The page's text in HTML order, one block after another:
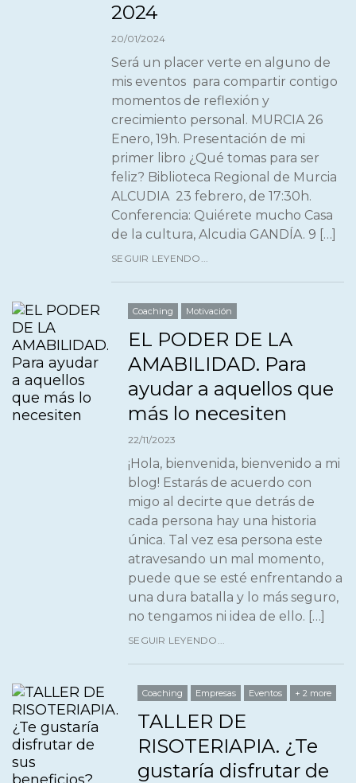
2024
20/01/2024
Será un placer verte en alguno de
mis eventos para compartir contigo
momentos de reflexión y
crecimiento personal. MURCIA 26
Enero, 19h. Presentación de mi
primer libro ¿Qué tomas para ser
feliz? Biblioteca Regional de Murcia
ALCUDIA 23 febrero, de 17:30h.
Conferencia: Quiérete mucho Casa
de la cultura, Alcudia GANDÍA. 9 […]
SEGUIR LEYENDO...
Coaching Motivación
EL PODER DE LA
AMABILIDAD. Para
ayudar a aquellos que
más lo necesiten
22/11/2023
¡Hola, bienvenida, bienvenido a mi
blog! Estarás de acuerdo con
migo al decirte que detrás de
cada persona hay una historia
única. Tal vez esa persona este
atravesando un mal momento,
puede que se esté enfrentando a
una dura batalla y lo más seguro,
no tengamos ni idea de ello. […]
SEGUIR LEYENDO...
Coaching Empresas Eventos + 2 more
TALLER DE
RISOTERIAPIA. ¿Te
gustaría disfrutar de